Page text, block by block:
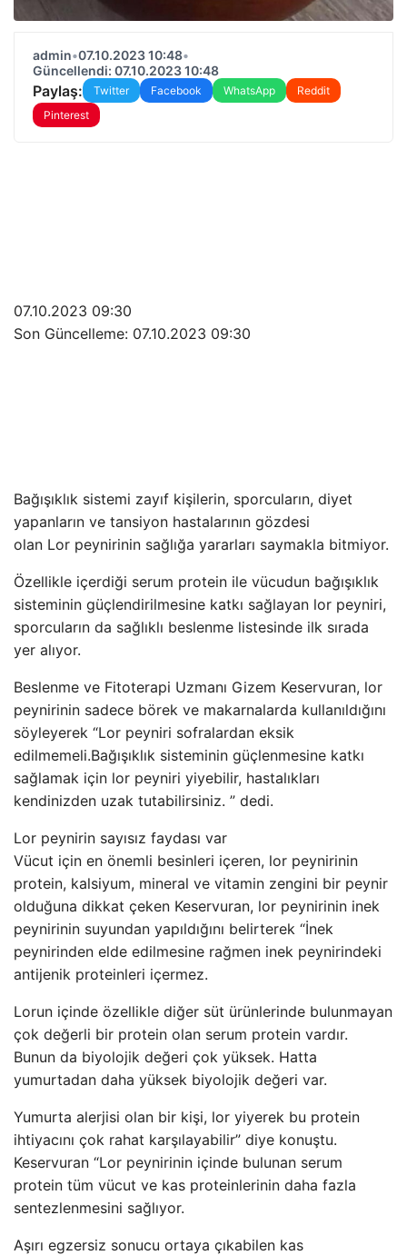
admin•07.10.2023 10:48•
Güncellendi: 07.10.2023 10:48
Paylaş: Twitter Facebook WhatsApp
Reddit
Pinterest
07.10.2023 09:30
Son Güncelleme: 07.10.2023 09:30
Bağışıklık sistemi zayıf kişilerin, sporcuların, diyet
yapanların ve tansiyon hastalarının gözdesi
olan Lor peynirinin sağlığa yararları saymakla bitmiyor.
Özellikle içerdiği serum protein ile vücudun bağışıklık
sisteminin güçlendirilmesine katkı sağlayan lor peyniri,
sporcuların da sağlıklı beslenme listesinde ilk sırada
yer alıyor.
Beslenme ve Fitoterapi Uzmanı Gizem Keservuran, lor
peynirinin sadece börek ve makarnalarda kullanıldığını
söyleyerek “Lor peyniri sofralardan eksik
edilmemeli.Bağışıklık sisteminin güçlenmesine katkı
sağlamak için lor peyniri yiyebilir, hastalıkları
kendinizden uzak tutabilirsiniz. ” dedi.
Lor peynirin sayısız faydası var
Vücut için en önemli besinleri içeren, lor peynirinin
protein, kalsiyum, mineral ve vitamin zengini bir peynir
olduğuna dikkat çeken Keservuran, lor peynirinin inek
peynirinin suyundan yapıldığını belirterek “İnek
peynirinden elde edilmesine rağmen inek peynirindeki
antijenik proteinleri içermez.
Lorun içinde özellikle diğer süt ürünlerinde bulunmayan
çok değerli bir protein olan serum protein vardır.
Bunun da biyolojik değeri çok yüksek. Hatta
yumurtadan daha yüksek biyolojik değeri var.
Yumurta alerjisi olan bir kişi, lor yiyerek bu protein
ihtiyacını çok rahat karşılayabilir” diye konuştu.
Keservuran “Lor peynirinin içinde bulunan serum
protein tüm vücut ve kas proteinlerinin daha fazla
sentezlenmesini sağlıyor.
Aşırı egzersiz sonucu ortaya çıkabilen kas